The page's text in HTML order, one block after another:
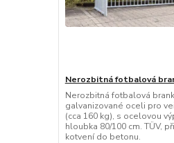
Nerozbitná fotbalová
Nerozbitná fotbalová
galvanizované oceli pro
(cca 160 kg), s ocelovou
hloubka 80/100 cm. TÜV,
kotvení do betonu.